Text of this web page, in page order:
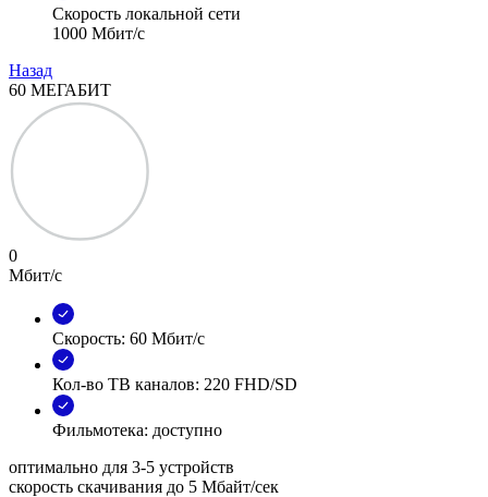
Скорость локальной сети
1000 Мбит/с
Назад
60 МЕГАБИТ
0
Мбит/с
Скорость: 60 Мбит/с
Кол-во ТВ каналов: 220 FHD/SD
Фильмотека: доступно
оптимально для 3-5 устройств
скорость скачивания до 5 Мбайт/сек